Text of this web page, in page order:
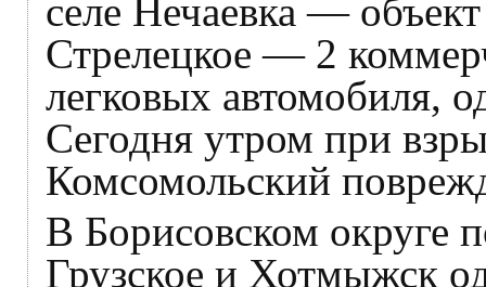
селе Нечаевка —
Стрелецкое — 2
легковых автомобиля,
Сегодня утром при
Комсомольский
В Борисовском округе
Грузское и Хотмыжск